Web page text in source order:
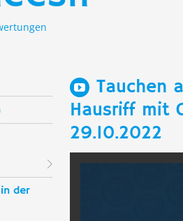
der
Tauchen
Hausriff mit
29.10.2022